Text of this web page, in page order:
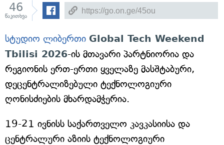
46
წაკითხვა
სტუდიო ლიბერთი Global Tech Weekend
Tbilisi 2026-ის მთავარი პარტნიორია და
რეგიონის ერთ-ერთი ყველაზე მასშტაბური,
დეცენტრალიზებული ტექნოლოგიური
ღონისძიების მხარდამჭერია.
19-21 ივნისს საქართველო კავკასიისა და
ცენტრალური აზიის ტექნოლოგიური